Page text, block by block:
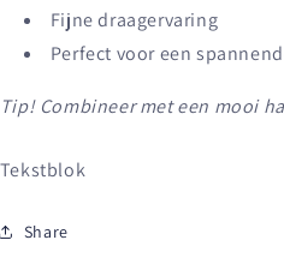
Fijne draagervaring
Perfect voor een
Tip! Combineer met een mooi
Tekstblok
Share